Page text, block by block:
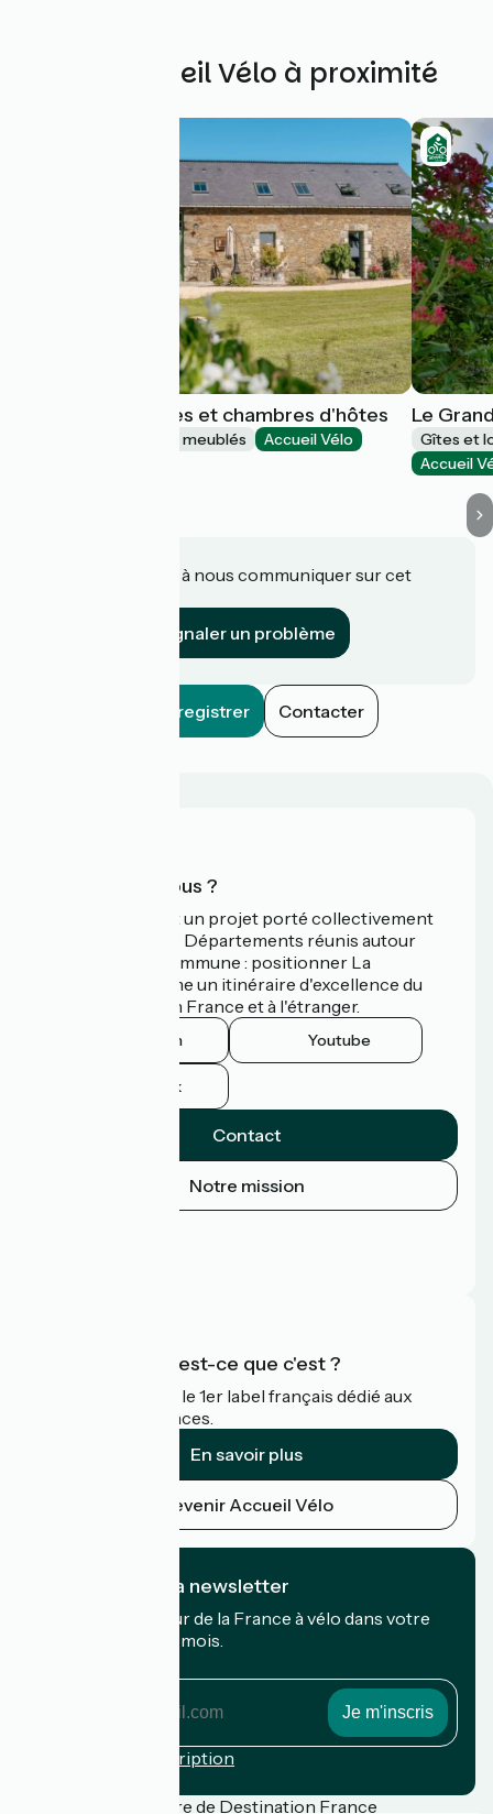
Autres Accueil Vélo à proximité
Le Clos Luly - Gîtes et chambres d'hôtes
Gîtes et locations de meublés Accueil Vélo
Le
Gîtes et
Accueil
Une information à nous communiquer sur cet
Signaler un problème
Enregistrer Contacter
Qui sommes-nous ?
La Vélodyssée est un projet porté collectivement
par 3 Régions et 9 Départements réunis autour
d'une ambition commune : positionner La
Vélodyssée comme un itinéraire d'excellence du
tourisme à vélo en France et à l'étranger.
Instagram Youtube
Facebook
Contact
Notre mission
Accueil Vélo qu'est-ce que c'est ?
Accueil Vélo c'est le 1er label français dédié aux
cyclistes en vacances.
En savoir plus
Devenir Accueil Vélo
Je m'abonne à la newsletter
Recevez le meilleur de la France à vélo dans votre
boîte mail chaque mois.
Conditions d'inscription
Financé dans le cadre de Destination France